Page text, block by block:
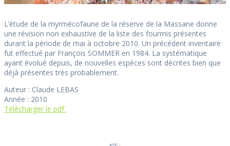
L’étude de la myrmécofaune de la réserve de la Massane donne
une révision non exhaustive de la liste des fourmis présentes
durant la période de mai à octobre 2010. Un précédent inventaire
fut effectué par François SOMMER en 1984. La systématique
ayant évolué depuis, de nouvelles espèces sont décrites bien que
déjà présentes très probablement.
Auteur : Claude LEBAS
Année : 2010
Télécharger le pdf.